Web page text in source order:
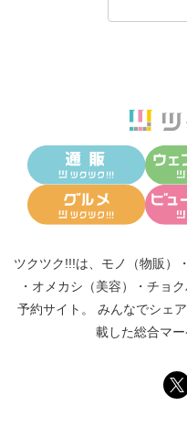
ツクツク!!!は、 モノ（物販） ・
・ オメカシ（美容） ・ チョク
予約サイト。
みんなでシェ
載した総合マー